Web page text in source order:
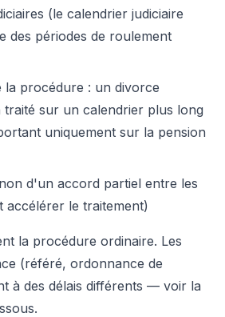
(le calendrier judiciaire
des périodes de roulement
la procédure : un divorce
traité sur un calendrier plus long
uniquement sur la pension
d'un accord partiel entre les
accélérer le traitement)
la procédure ordinaire. Les
(référé, ordonnance de
à des délais différents — voir la